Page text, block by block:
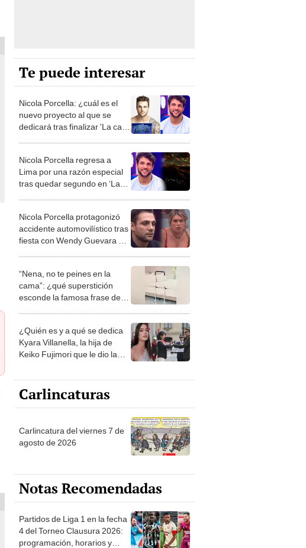
Te puede interesar
Nicola Porcella: ¿cuál es el
nuevo proyecto al que se
dedicará tras finalizar 'La casa
Nicola Porcella regresa a
Lima por una razón especial
tras quedar segundo en ‘La
Nicola Porcella protagonizó
accidente automovilístico tras
fiesta con Wendy Guevara en
“Nena, no te peines en la
cama”: ¿qué superstición
esconde la famosa frase de
¿Quién es y a qué se dedica
Kyara Villanella, la hija de
Keiko Fujimori que le dio la
Carlincaturas
Carlincatura del viernes 7 de
agosto de 2026
Notas Recomendadas
Partidos de Liga 1 en la fecha
4 del Torneo Clausura 2026:
programación, horarios y